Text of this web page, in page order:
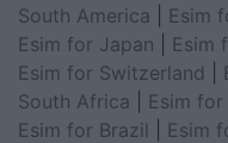
South America
Esim
Esim for Japan
Esim
Esim for Switzerland
South Africa
Esim
Esim for Brazil
Esim